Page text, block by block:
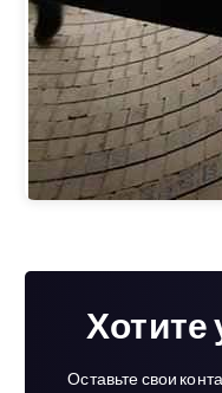
Хотите
Оставьте свои